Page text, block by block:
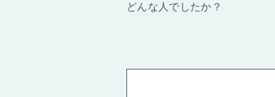
どんな人でしたか？